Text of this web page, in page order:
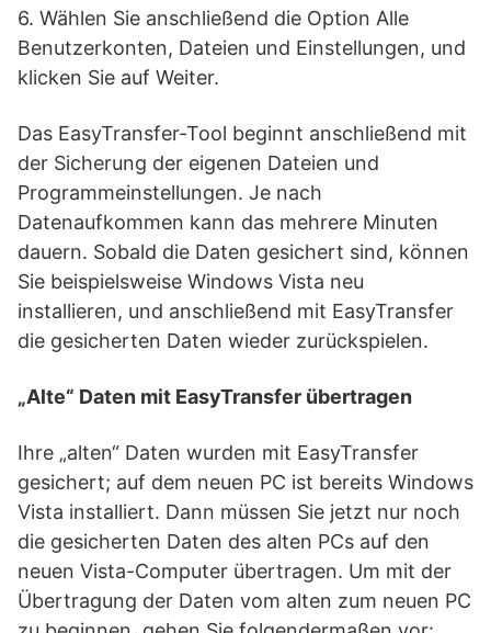
6. Wählen Sie anschließend die Option Alle
Benutzerkonten, Dateien und Einstellungen, und
klicken Sie auf Weiter.
Das EasyTransfer-Tool beginnt anschließend mit
der Sicherung der eigenen Dateien und
Programmeinstellungen. Je nach
Datenaufkommen kann das mehrere Minuten
dauern. Sobald die Daten gesichert sind, können
Sie beispielsweise Windows Vista neu
installieren, und anschließend mit EasyTransfer
die gesicherten Daten wieder zurückspielen.
„Alte“ Daten mit EasyTransfer übertragen
Ihre „alten“ Daten wurden mit EasyTransfer
gesichert; auf dem neuen PC ist bereits Windows
Vista installiert. Dann müssen Sie jetzt nur noch
die gesicherten Daten des alten PCs auf den
neuen Vista-Computer übertragen. Um mit der
Übertragung der Daten vom alten zum neuen PC